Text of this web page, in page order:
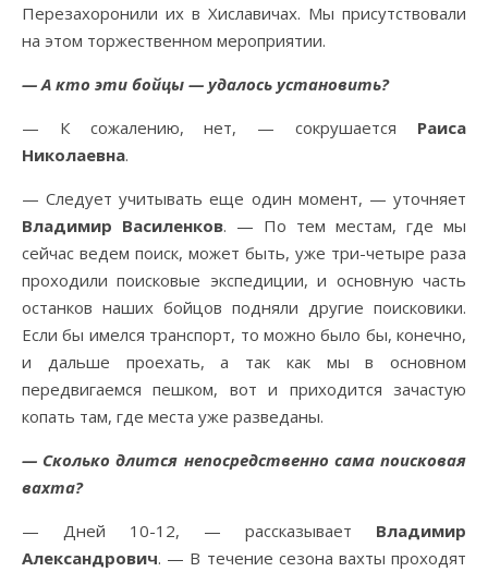
Перезахоронили их в Хиславичах. Мы присутствовали
на этом торжественном мероприятии.
— А кто эти бойцы — удалось установить?
— К сожалению, нет, — сокрушается Раиса
Николаевна.
— Следует учитывать еще один момент, — уточняет
Владимир Василенков. — По тем местам, где мы
сейчас ведем поиск, может быть, уже три-четыре раза
проходили поисковые экспедиции, и основную часть
останков наших бойцов подняли другие поисковики.
Если бы имелся транспорт, то можно было бы, конечно,
и дальше проехать, а так как мы в основном
передвигаемся пешком, вот и приходится зачастую
копать там, где места уже разведаны.
— Сколько длится непосредственно сама поисковая
вахта?
— Дней 10-12, — рассказывает Владимир
Александрович. — В течение сезона вахты проходят